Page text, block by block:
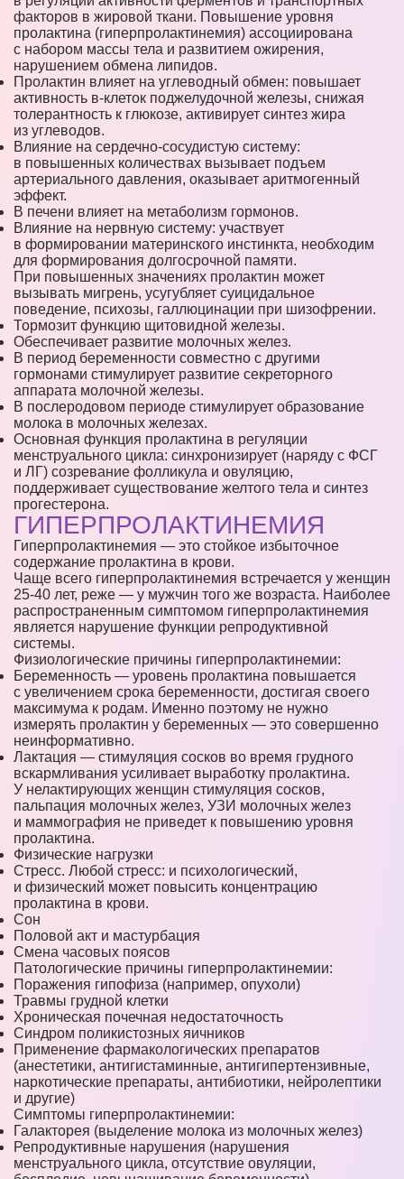
факторов в жировой ткани. Повышение уровня
пролактина (гиперпролактинемия) ассоциирована
с набором массы тела и развитием ожирения,
нарушением обмена липидов.
Пролактин влияет на углеводный обмен: повышает
активность в-клеток поджелудочной железы, снижая
толерантность к глюкозе, активирует синтез жира
из углеводов.
Влияние на сердечно-сосудистую систему:
в повышенных количествах вызывает подъем
артериального давления, оказывает аритмогенный
эффект.
В печени влияет на метаболизм гормонов.
Влияние на нервную систему: участвует
в формировании материнского инстинкта, необходим
для формирования долгосрочной памяти.
При повышенных значениях пролактин может
вызывать мигрень, усугубляет суицидальное
поведение, психозы, галлюцинации при шизофрении.
Тормозит функцию щитовидной железы.
Обеспечивает развитие молочных желез.
В период беременности совместно с другими
гормонами стимулирует развитие секреторного
аппарата молочной железы.
В послеродовом периоде стимулирует образование
молока в молочных железах.
Основная функция пролактина в регуляции
менструального цикла: синхронизирует (наряду с ФСГ
и ЛГ) созревание фолликула и овуляцию,
поддерживает существование желтого тела и синтез
прогестерона.
ГИПЕРПРОЛАКТИНЕМИЯ
Гиперпролактинемия — это стойкое избыточное
содержание пролактина в крови.
Чаще всего гиперпролактинемия встречается у женщин
25-40 лет, реже — у мужчин того же возраста. Наиболее
распространенным симптомом гиперпролактинемия
является нарушение функции репродуктивной
системы.
Физиологические причины гиперпролактинемии:
Беременность — уровень пролактина повышается
с увеличением срока беременности, достигая своего
максимума к родам. Именно поэтому не нужно
измерять пролактин у беременных — это совершенно
неинформативно.
Лактация — стимуляция сосков во время грудного
вскармливания усиливает выработку пролактина.
У нелактирующих женщин стимуляция сосков,
пальпация молочных желез, УЗИ молочных желез
и маммография не приведет к повышению уровня
пролактина.
Физические нагрузки
Стресс. Любой стресс: и психологический,
и физический может повысить концентрацию
пролактина в крови.
Сон
Половой акт и мастурбация
Смена часовых поясов
Патологические причины гиперпролактинемии:
Поражения гипофиза (например, опухоли)
Травмы грудной клетки
Хроническая почечная недостаточность
Синдром поликистозных яичников
Применение фармакологических препаратов
(анестетики, антигистаминные, антигипертензивные,
наркотические препараты, антибиотики, нейролептики
и другие)
Симптомы гиперпролактинемии:
Галакторея (выделение молока из молочных желез)
Репродуктивные нарушения (нарушения
менструального цикла, отсутствие овуляции,